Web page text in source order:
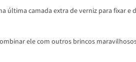
última camada extra de verniz para fixar e
ele com outros brincos